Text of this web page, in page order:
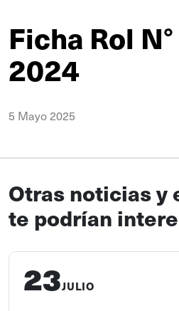
Ficha Rol
2024
5 Mayo 2025
Otras noticias y
te podrían
23JULIO